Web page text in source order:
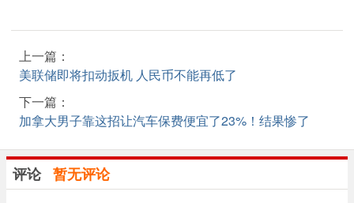
上一篇：
美联储即将扣动扳机 人民币不能再低了
下一篇：
加拿大男子靠这招让汽车保费便宜了23%！结果惨了
评论 暂无评论